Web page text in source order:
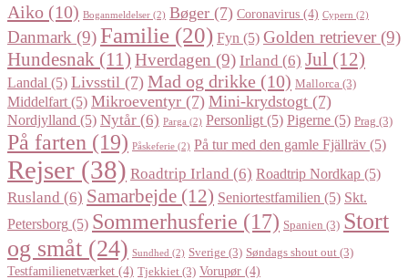
Aiko (10) Boganmeldelser (2) Bøger (7) Coronavirus (4) Cypern (2)
Danmark (9)Familie (20) Fyn (5) Golden retriever (9)
Hundesnak (11) Hverdagen (9) Irland (6) Jul (12)
Landal (5) Livsstil (7) Mad og drikke (10) Mallorca (3)
Middelfart (5) Mikroeventyr (7) Mini-krydstogt (7)
Nordjylland (5) Nytår (6) Parga (2) Personligt (5) Pigerne (5) Prag (3)
På farten (19) Påskeferie (2) På tur med den gamle Fjällräv (5)
Rejser (38) Roadtrip Irland (6) Roadtrip Nordkap (5)
Rusland (6) Samarbejde (12) Seniortestfamilien (5) Skt.
Petersborg (5) Sommerhusferie (17) Spanien (3) Stort
og småt (24) Sundhed (2) Sverige (3) Søndags shout out (3)
Testfamilienetværket (4) Tjekkiet (3) Vorupør (4)